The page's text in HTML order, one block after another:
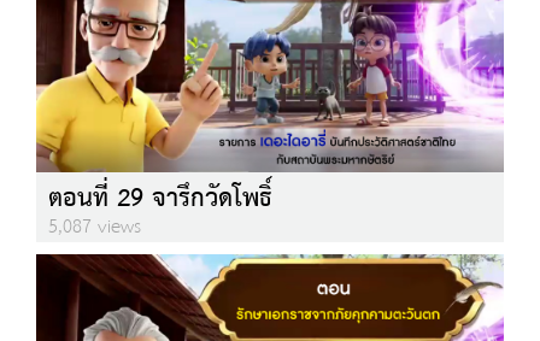
ตอนที่ 29 จารึกวัดโพธิ์
5,087 views